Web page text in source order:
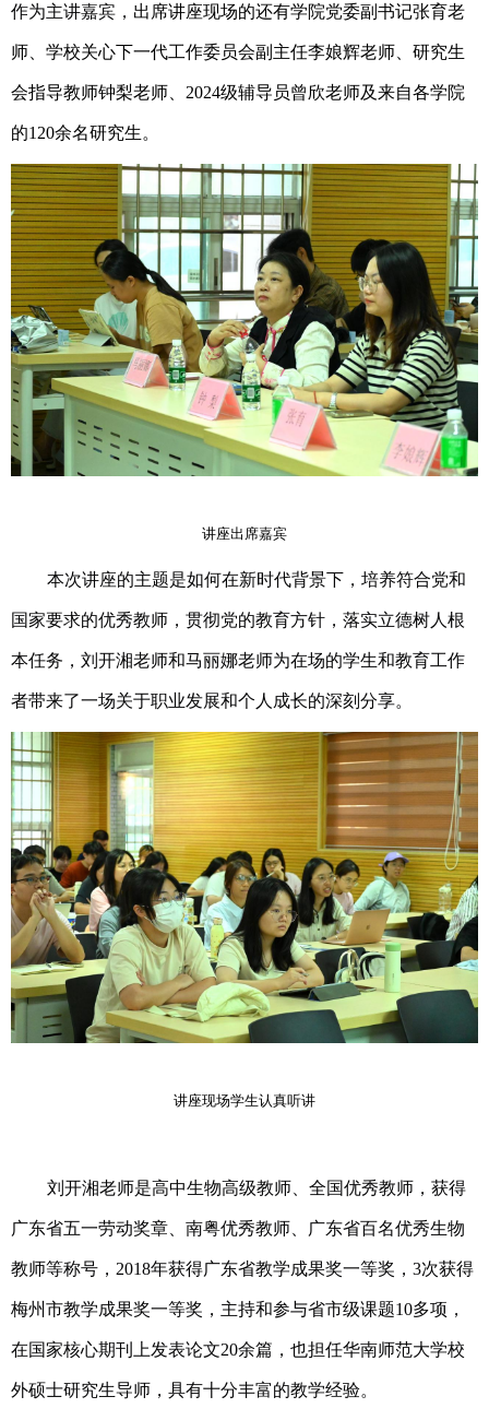
作为主讲嘉宾， 出席讲座现场的还有学院党委副书记张育老
师、学校关心下一代工作委员会副主任李娘辉老师、研究生
会指导教师钟梨老师、 2024级辅导员曾欣老师及来自各学院
的120余名研究生。
讲座出席嘉宾
本次讲座的主题是如何在新时代背景下，培养符合党和
国家要求的优秀教师，贯彻党的教育方针，落实立德树人根
本任务，刘开湘老师和马丽娜老师为在场的学生和教育工作
者带来了一场关于职业发展和个人成长的深刻分享。
讲座现场学生认真听讲
刘开湘老师是高中生物高级教师、全国优秀教师，获得
广东省五一劳动奖章、南粤优秀教师、广东省百名优秀生物
教师等称号， 2018年获得广东省教学成果奖一等奖，3次获得
梅州市教学成果奖一等奖，主持和参与省市级课题10多项，
在国家核心期刊上发表论文20余篇，也担任华南师范大学校
外硕士研究生导师，具有十分丰富的教学经验。